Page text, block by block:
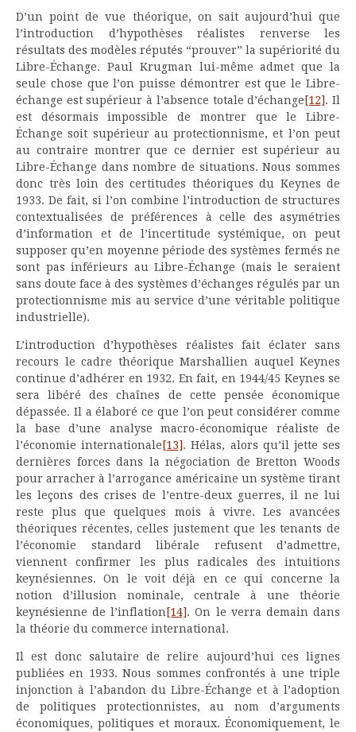
D’un point de vue théorique, on sait aujourd’hui que
l’introduction d’hypothèses réalistes renverse les
résultats des modèles réputés “prouver” la supériorité du
Libre-Échange. Paul Krugman lui-même admet que la
seule chose que l’on puisse démontrer est que le Libre-
échange est supérieur à l’absence totale d’échange [12]. Il
est désormais impossible de montrer que le Libre-
Échange soit supérieur au protectionnisme, et l’on peut
au contraire montrer que ce dernier est supérieur au
Libre-Échange dans nombre de situations. Nous sommes
donc très loin des certitudes théoriques du Keynes de
1933. De fait, si l’on combine l’introduction de structures
contextualisées de préférences à celle des asymétries
d’information et de l’incertitude systémique, on peut
supposer qu’en moyenne période des systèmes fermés ne
sont pas inférieurs au Libre-Échange (mais le seraient
sans doute face à des systèmes d’échanges régulés par un
protectionnisme mis au service d’une véritable politique
industrielle).
L’introduction d’hypothèses réalistes fait éclater sans
recours le cadre théorique Marshallien auquel Keynes
continue d’adhérer en 1932. En fait, en 1944/45 Keynes se
sera libéré des chaînes de cette pensée économique
dépassée. Il a élaboré ce que l’on peut considérer comme
la base d’une analyse macro-économique réaliste de
l’économie internationale [13]. Hélas, alors qu’il jette ses
dernières forces dans la négociation de Bretton Woods
pour arracher à l’arrogance américaine un système tirant
les leçons des crises de l’entre-deux guerres, il ne lui
reste plus que quelques mois à vivre. Les avancées
théoriques récentes, celles justement que les tenants de
l’économie standard libérale refusent d’admettre,
viennent confirmer les plus radicales des intuitions
keynésiennes. On le voit déjà en ce qui concerne la
notion d’illusion nominale, centrale à une théorie
keynésienne de l’inflation [14]. On le verra demain dans
la théorie du commerce international.
Il est donc salutaire de relire aujourd’hui ces lignes
publiées en 1933. Nous sommes confrontés à une triple
injonction à l’abandon du Libre-Échange et à l’adoption
de politiques protectionnistes, au nom d’arguments
économiques, politiques et moraux. Économiquement, le